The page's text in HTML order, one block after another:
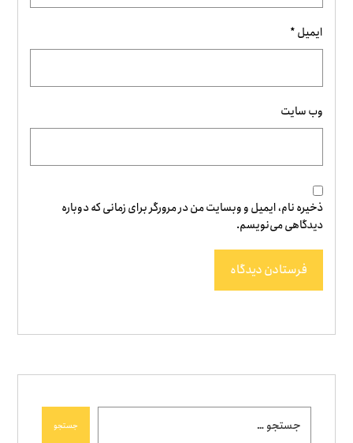
ایمیل*
وب‌ سایت
ذخیره نام، ایمیل و وبسایت من در مرورگر برای زمانی که دوباره
دیدگاهی می‌نویسم.
فرستادن دیدگاه
جستجو